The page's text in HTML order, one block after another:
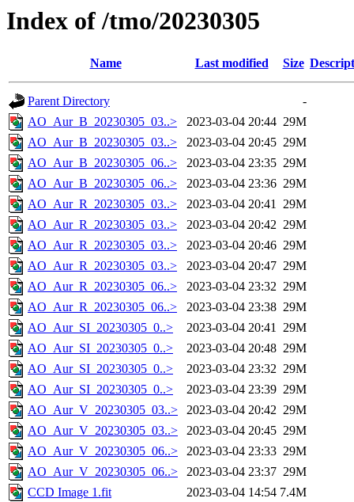
Index of /tmo/20230305
Name Last modified Size
Parent Directory
-
AO_Aur_B_20230305_03..>
2023-03-04 20:44 29M
AO_Aur_B_20230305_03..>
2023-03-04 20:45 29M
AO_Aur_B_20230305_06..>
2023-03-04 23:35 29M
AO_Aur_B_20230305_06..>
2023-03-04 23:36 29M
AO_Aur_R_20230305_03..>
2023-03-04 20:41 29M
AO_Aur_R_20230305_03..>
2023-03-04 20:42 29M
AO_Aur_R_20230305_03..>
2023-03-04 20:46 29M
AO_Aur_R_20230305_03..>
2023-03-04 20:47 29M
AO_Aur_R_20230305_06..>
2023-03-04 23:32 29M
AO_Aur_R_20230305_06..>
2023-03-04 23:38 29M
AO_Aur_SI_20230305_0..>
2023-03-04 20:41 29M
AO_Aur_SI_20230305_0..>
2023-03-04 20:48 29M
AO_Aur_SI_20230305_0..>
2023-03-04 23:32 29M
AO_Aur_SI_20230305_0..>
2023-03-04 23:39 29M
AO_Aur_V_20230305_03..>
2023-03-04 20:42 29M
AO_Aur_V_20230305_03..>
2023-03-04 20:45 29M
AO_Aur_V_20230305_06..>
2023-03-04 23:33 29M
AO_Aur_V_20230305_06..>
2023-03-04 23:37 29M
CCD Image 1.fit
2023-03-04 14:54 7.4M